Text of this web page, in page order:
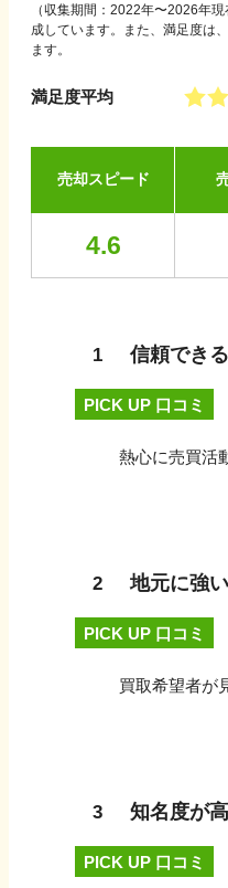
（収集期間：2022年〜2026年現
成しています。また、満足度は
ます。
満足度平均
売却スピード
4.6
1 信頼でき
PICK UP 口コミ
2 地元に強
PICK UP 口コミ
3 知名度が
PICK UP 口コミ